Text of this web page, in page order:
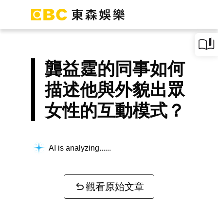
龔益霆的同事如何
描述他與外貌出眾
女性的互動模式？
AI is analyzing...
觀看原始文章